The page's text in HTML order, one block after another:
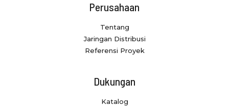
Perusahaan
Tentang
Jaringan Distribusi
Referensi Proyek
Dukungan
Katalog